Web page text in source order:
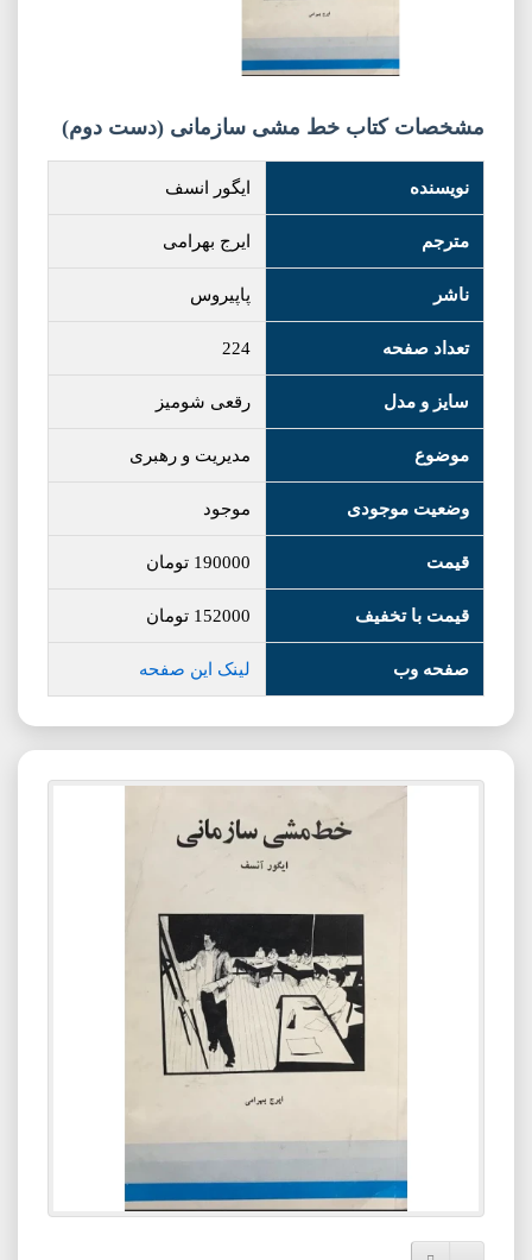
مشخصات کتاب خط مشی سازمانی (دست دوم)
نویسنده ایگور انسف
مترجم ایرج بهرامی
ناشر پاپیروس
تعداد صفحه 224
سایز و مدل رقعی شومیز
موضوع مدیریت و رهبری
وضعیت موجودی موجود
قیمت 190000 تومان
قیمت با تخفیف 152000 تومان
صفحه وب لینک این صفحه